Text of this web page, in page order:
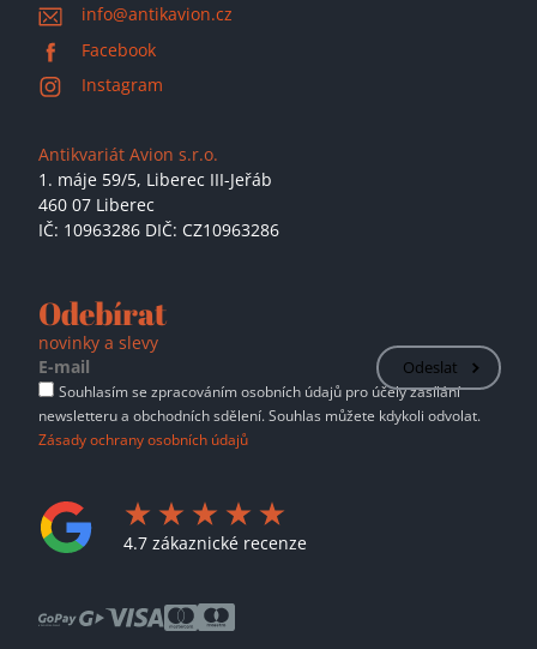
info@antikavion.cz
Facebook
Instagram
Antikvariát Avion s.r.o.
1. máje 59/5, Liberec III-Jeřáb
460 07 Liberec
IČ: 10963286 DIČ: CZ10963286
Odebírat
novinky a slevy
Odeslat
Souhlasím se zpracováním osobních údajů pro účely zasílání
newsletteru a obchodních sdělení. Souhlas můžete kdykoli odvolat.
Zásady ochrany osobních údajů
4.7 zákaznické recenze